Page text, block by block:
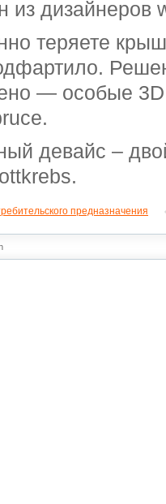
из дизайнеров
теряете
— особые
девайс –
предназначения